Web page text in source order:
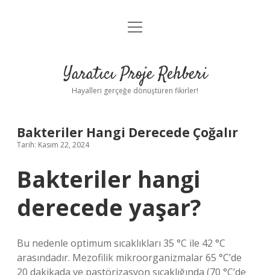
Anasayfa
Yasal Uyarı
menüyü
Yaratıcı Proje Rehberi
Hayalleri gerçeğe dönüştüren fikirler!
Bakteriler Hangi Derecede Çoğalır
Tarih: Kasım 22, 2024
Bakteriler hangi
derecede yaşar?
Bu nedenle optimum sıcaklıkları 35 °C ile 42 °C
arasındadır. Mezofilik mikroorganizmalar 65 °C’de
20 dakikada ve pastörizasyon sıcaklığında (70 °C’de